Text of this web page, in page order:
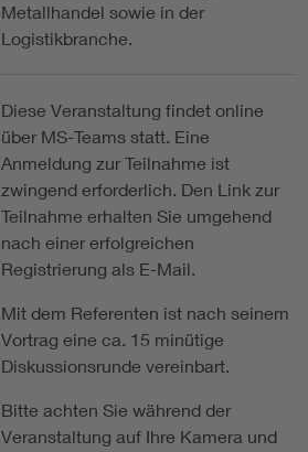
Metallhandel sowie in der
Logistikbranche.
Diese Veranstaltung findet online
über MS-Teams statt. Eine
Anmeldung zur Teilnahme ist
zwingend erforderlich. Den Link zur
Teilnahme erhalten Sie umgehend
nach einer erfolgreichen
Registrierung als E-Mail.
Mit dem Referenten ist nach seinem
Vortrag eine ca. 15 minütige
Diskussionsrunde vereinbart.
Bitte achten Sie während der
Veranstaltung auf Ihre Kamera und